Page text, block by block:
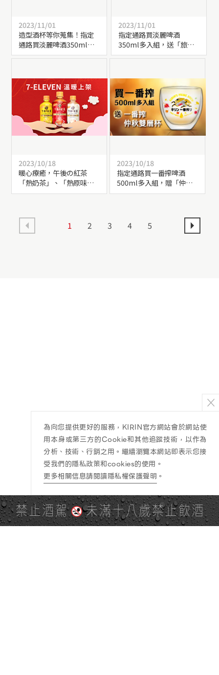
2023/11/01
造型酒杯等你蒐集！指定
通路買淡麗啤酒350ml多
入組，送「清爽罐型啤酒
2023/11/01
指定通路買淡麗啤酒
350ml多入組，送「旅行
對杯」！
2023/10/18
暖心療癒，午後の紅茶
「熱奶茶」、「熱原味紅
茶」、「熱檸檬紅茶」，
2023/10/18
指定通路買一番搾啤酒
500ml多入組，贈「仲秋
雙層杯」！
1 2 3 4 5
禁止酒駕 未滿十八歲禁止飲酒
為向您提供更好的服務，KIRIN官方網站會於網站使
用本身或第三方的Cookie和其他追蹤技術，以作為
分析、技術、行銷之用。繼續瀏覽本網站即表示您接
受我們的隱私政策和cookies的使用。
更多相關信息請閱讀隱私權保護聲明 。
PAGE TOP